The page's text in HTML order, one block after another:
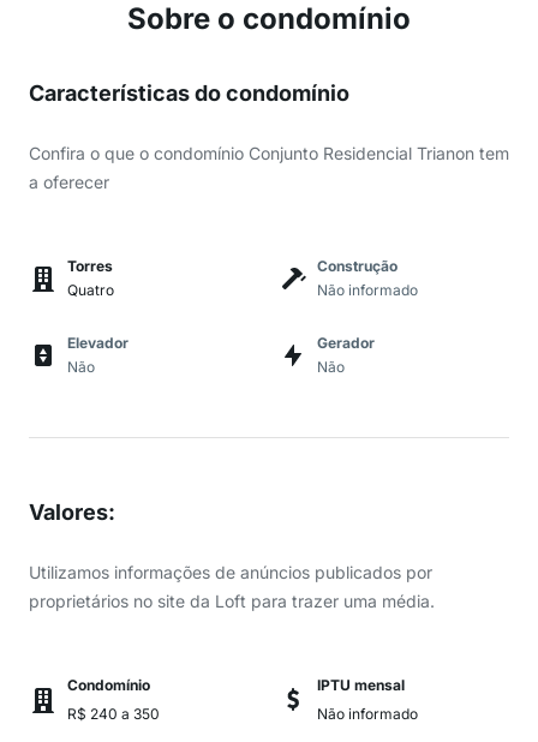
Sobre o condomínio
Características do condomínio
Confira o que o condomínio Conjunto Residencial Trianon tem
a oferecer
Torres
Quatro
Construção
Não informado
Elevador
Não
Gerador
Não
Valores:
Utilizamos informações de anúncios publicados por
proprietários no site da Loft para trazer uma média.
Condomínio
R$ 240 a 350
IPTU mensal
Não informado